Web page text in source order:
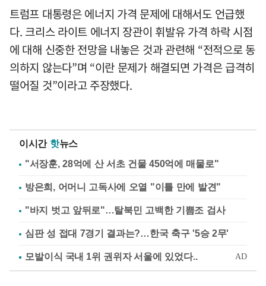
트럼프 대통령은 에너지 가격 문제에 대해서도 언급했
다. 크리스 라이트 에너지 장관이 휘발유 가격 하락 시점
에 대해 신중한 전망을 내놓은 것과 관련해 “전적으로 동
의하지 않는다”며 “이란 문제가 해결되면 가격은 급격히
떨어질 것”이라고 주장했다.
이시간 핫뉴스
"서장훈, 28억에 산 서초 건물 450억에 매물로"
방은희, 어머니 고독사에 오열 "이틀 만에 발견"
"바지 벗고 앞뒤로"…탈북민 고백한 기쁨조 검사
심판 성 접대 7경기 결과는?…한국 축구 '5승 2무'